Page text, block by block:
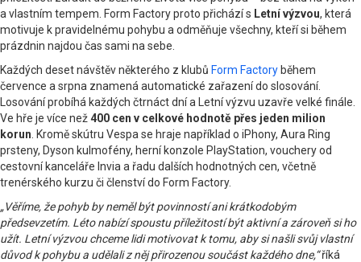
a vlastním tempem. Form Factory proto přichází s Letní výzvou, která
motivuje k pravidelnému pohybu a odměňuje všechny, kteří si během
prázdnin najdou čas sami na sebe.
Každých deset návštěv některého z klubů Form Factoryběhem
července a srpna znamená automatické zařazení do slosování.
Losování probíhá každých čtrnáct dní a Letní výzvu uzavře velké finále.
Ve hře je více než400 cen v celkové hodnotě přes jeden milion
korun . Kromě skútru Vespa se hraje například o iPhony, Aura Ring
prsteny, Dyson kulmofény, herní konzole PlayStation, vouchery od
cestovní kanceláře Invia a řadu dalších hodnotných cen, včetně
trenérského kurzu či členství do Form Factory.
„Věříme, že pohyb by neměl být povinností ani krátkodobým
předsevzetím. Léto nabízí spoustu příležitostí být aktivní a zároveň si ho
užít. Letní výzvou chceme lidi motivovat k tomu, aby si našli svůj vlastní
důvod k pohybu a udělali z něj přirozenou součást každého dne,“říká